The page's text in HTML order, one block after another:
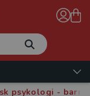
psykologi - barn